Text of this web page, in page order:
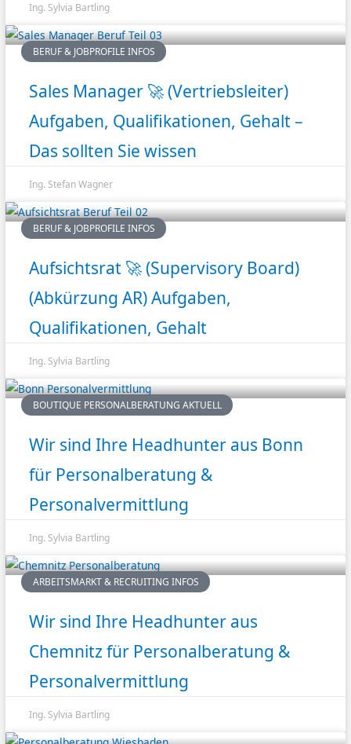
Ing. Sylvia Bartling
BERUF & JOBPROFILE INFOS
Sales Manager 🚀 (Vertriebsleiter)
Aufgaben, Qualifikationen, Gehalt –
Das sollten Sie wissen
Ing. Stefan Wagner
BERUF & JOBPROFILE INFOS
Aufsichtsrat 🚀 (Supervisory Board)
(Abkürzung AR) Aufgaben,
Qualifikationen, Gehalt
Ing. Sylvia Bartling
BOUTIQUE PERSONALBERATUNG AKTUELL
Wir sind Ihre Headhunter aus Bonn
für Personalberatung &
Personalvermittlung
Ing. Sylvia Bartling
ARBEITSMARKT & RECRUITING INFOS
Wir sind Ihre Headhunter aus
Chemnitz für Personalberatung &
Personalvermittlung
Ing. Sylvia Bartling